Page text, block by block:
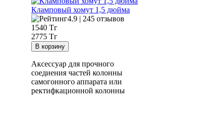
Кламповый хомут 1,5 дюйма
4.9 | 245 отзывов
1540 Тг
2775 Тг
Аксессуар для прочного
соедиения частей колонны
самогонного аппарата или
ректифкационной колонны